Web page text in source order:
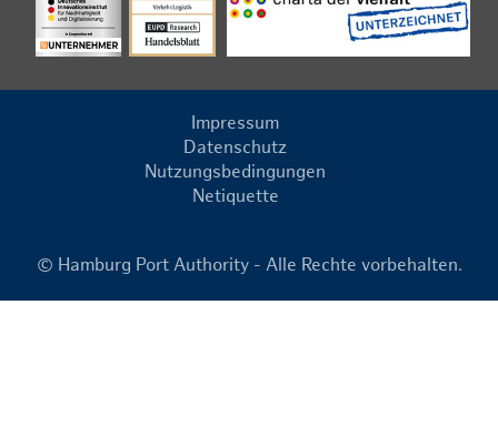
Impressum
Datenschutz
Nutzungsbedingungen
Netiquette
© Hamburg Port Authority - Alle Rechte vorbehalten.